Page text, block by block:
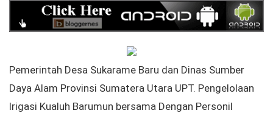
Pemerintah Desa Sukarame Baru dan Dinas Sumber
Daya Alam Provinsi Sumatera Utara UPT. Pengelolaan
Irigasi Kualuh Barumun bersama Dengan Personil